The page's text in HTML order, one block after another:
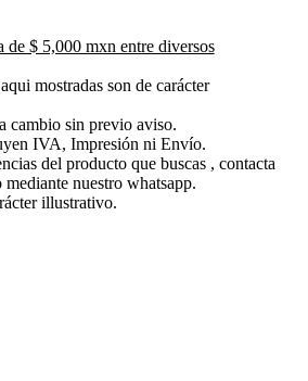
de $ 5,000 mxn entre diversos
mostradas son de carácter
cambio sin previo aviso.
IVA, Impresión ni Envío.
del producto que buscas , contacta
nuestro whatsapp.
illustrativo.